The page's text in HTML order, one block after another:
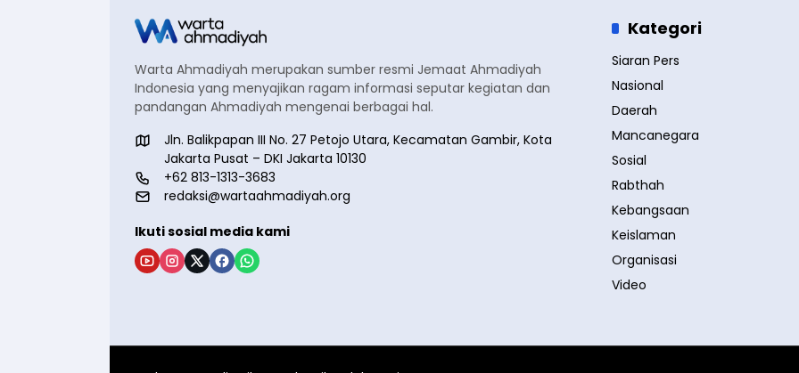
Warta Ahmadiyah merupakan sumber resmi Jemaat Ahmadiyah
Indonesia yang menyajikan ragam informasi seputar kegiatan dan
pandangan Ahmadiyah mengenai berbagai hal.
Jln. Balikpapan III No. 27 Petojo Utara, Kecamatan Gambir, Kota
Jakarta Pusat – DKI Jakarta 10130
+62 813-1313-3683
redaksi@wartaahmadiyah.org
Ikuti sosial media kami
Kategori
Siaran Pers
Nasional
Daerah
Mancanegara
Sosial
Rabthah
Kebangsaan
Keislaman
Organisasi
Video